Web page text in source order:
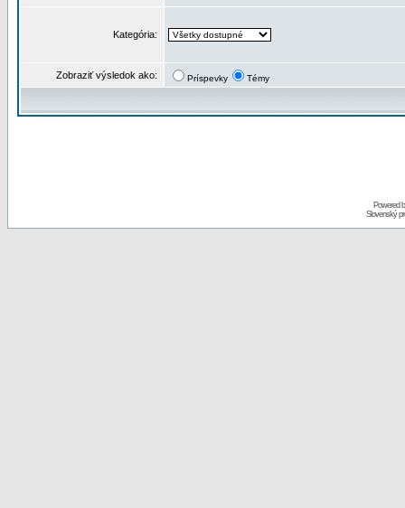
Kategória:
Zobraziť výsledok ako: Príspevky Témy
Powered
Slovenský